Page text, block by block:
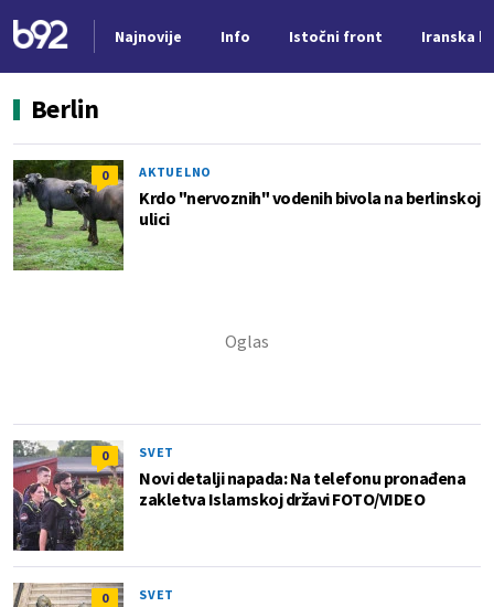
Najnovije Info Istočni front Iranska
Berlin
0 AKTUELNO
Krdo "nervoznih" vodenih bivola na berlinskoj
ulici
0 SVET
Novi detalji napada: Na telefonu pronađena
zakletva Islamskoj državi FOTO/VIDEO
0 SVET